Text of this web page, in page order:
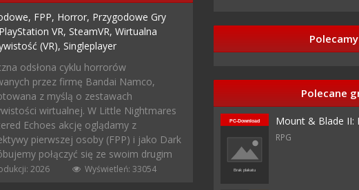
FPP, Horror, Przygodowe Gry
PlayStation VR,SteamVR,Wirtualna
(VR),Singleplayer
odsłona cyklu horrorów
przez firmę Bandai Namco,
z myślą o zestawach
wirtualnej. W Little Nightmares
Echoes akcję oglądamy z
pierwszej osoby (FPP) i jako Dark
połączyć się ze swoim drugim
2026 Wyświetleń: 33054
Polecamy
Polecane
Mount & Blade II:
RPG